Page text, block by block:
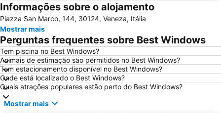
Marghera
Padova Central Station
Terminal di Piazzale Roma
Padova Vintage Festival
Grande Canal
Carnevale di Venezia
Ponte de Rialto
Basílica de San Marco
Aeroporto Treviso
Porto Marghera
Santa Croce
San Polo
Giudecca
Palácio Ducal
Lido
Informações sobre o alojamento
Piazza San Marco, 144, 30124, Veneza, Itália
Mostrar mais
Perguntas frequentes sobre Best Windows
Tem piscina no Best Windows?
Animais de estimação são permitidos no Best Windows?
Tem estacionamento disponível no Best Windows?
Onde está localizado o Best Windows?
Quais atrações populares estão perto do Best Windows?
Mostrar mais